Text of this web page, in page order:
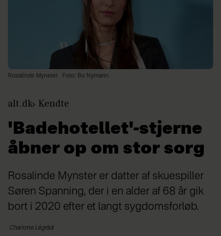
Rosalinde Mynster. Foto: Bo Nymann
alt.dk Kendte
'Badehotellet'-stjerne
åbner op om stor sorg
Rosalinde Mynster er datter af skuespiller
Søren Spanning, der i en alder af 68 år gik
bort i 2020 efter et langt sygdomsforløb.
Charlotte Légrádi